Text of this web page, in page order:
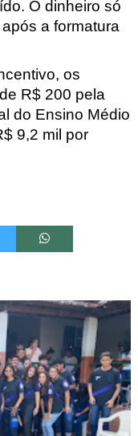
O dinheiro só
a formatura
os
R$ 200 pela
do Ensino Médio
9,2 mil por